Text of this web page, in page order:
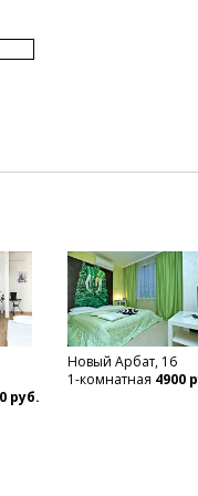
руб.
Новый Арбат, 16
1-комнатная 4900